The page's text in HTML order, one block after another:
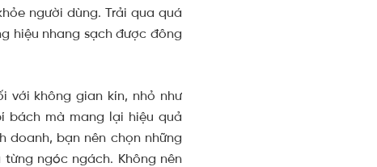
người dùng. Trải qua quá
hiệu nhang sạch được đông
với không gian kín, nhỏ như
bách mà mang lại hiệu quả
doanh, bạn nên chọn những
ngóc ngách. Không nên